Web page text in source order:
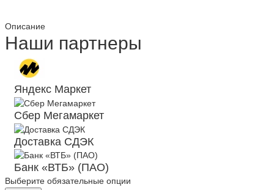
Описание
Наши партнеры
Яндекс Маркет
Сбер Мегамаркет
Доставка СДЭК
Банк «ВТБ» (ПАО)
Выберите обязательные опции